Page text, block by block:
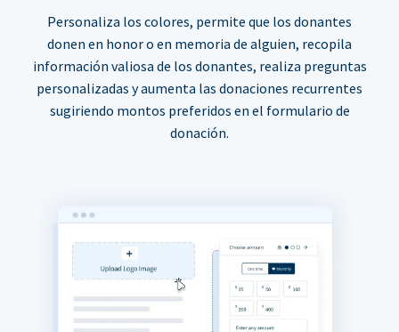
Personaliza los colores, permite que los donantes
donen en honor o en memoria de alguien, recopila
información valiosa de los donantes, realiza preguntas
personalizadas y aumenta las donaciones recurrentes
sugiriendo montos preferidos en el formulario de
donación.